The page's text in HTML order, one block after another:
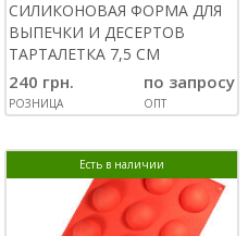
СИЛИКОНОВАЯ ФОРМА ДЛЯ
ВЫПЕЧКИ И ДЕСЕРТОВ
ТАРТАЛЕТКА 7,5 СМ
240 грн.
РОЗНИЦА
по запросу
ОПТ
Есть в наличии